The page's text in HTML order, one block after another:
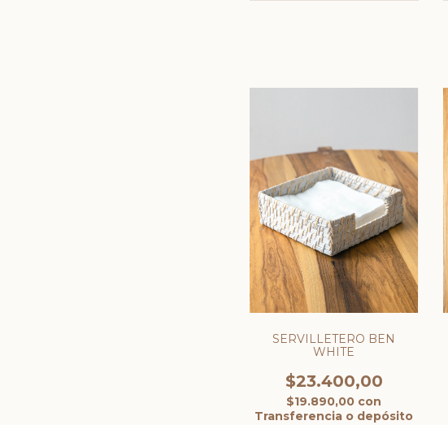
SERVILLETERO BEN
WHITE
$23.400,00
$19.890,00 con
Transferencia o depósito